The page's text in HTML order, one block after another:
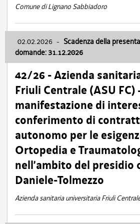
Comune di Lignano Sabbiadoro
02.02.2026 - Scadenza della
domande: 31.12.2026
42/26 - Azienda
Friuli Centrale (ASU FC)
manifestazione di
conferimento di
autonomo per le
Ortopedia e
nell’ambito del presidio
Daniele-Tolmezzo
Azienda sanitaria universitaria Friuli